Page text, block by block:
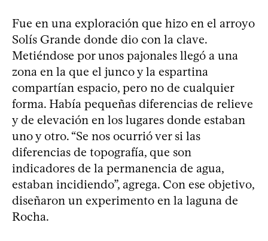
Fue en una exploración que hizo en el arroyo
Solís Grande donde dio con la clave.
Metiéndose por unos pajonales llegó a una
zona en la que el junco y la espartina
compartían espacio, pero no de cualquier
forma. Había pequeñas diferencias de relieve
y de elevación en los lugares donde estaban
uno y otro. “Se nos ocurrió ver si las
diferencias de topografía, que son
indicadores de la permanencia de agua,
estaban incidiendo”, agrega. Con ese objetivo,
diseñaron un experimento en la laguna de
Rocha.